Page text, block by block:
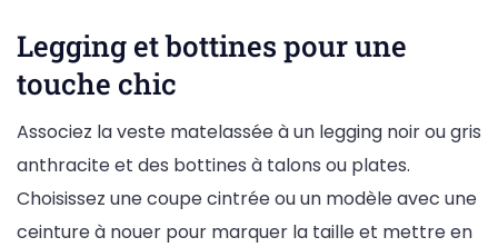
Legging et bottines pour une
touche chic
Associez la veste matelassée à un legging noir ou gris
anthracite et des bottines à talons ou plates.
Choisissez une coupe cintrée ou un modèle avec une
ceinture à nouer pour marquer la taille et mettre en